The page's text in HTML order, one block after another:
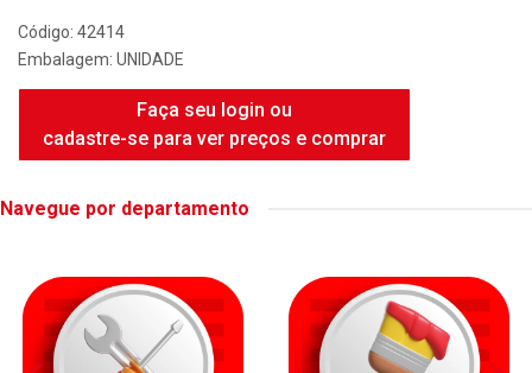
Código: 42414
Embalagem: UNIDADE
Faça seu login ou
cadastre-se para ver preços e comprar
Navegue por departamento